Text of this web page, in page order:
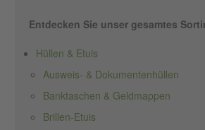
Entdecken Sie unser gesamtes
Hüllen & Etuis
Ausweis- & Dokumentenhüllen
Banktaschen & Geldmappen
Brillen-Etuis